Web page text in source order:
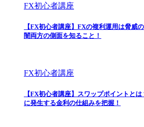
FX初心者講座
【FX初心者講座】FXの複利運用は脅威
闇両方の側面を知ること！
FX初心者講座
【FX初心者講座】スワップポイントと
に発生する金利の仕組みを把握！